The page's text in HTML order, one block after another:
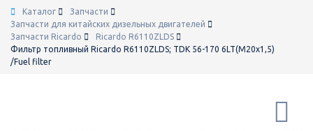
Каталог
Запчасти
Запчасти для китайских дизельных двигателей
Запчасти Ricardo
Ricardo R6110ZLDS
Фильтр топливный Ricardo R6110ZLDS; TDK 56-170 6LT(М20х1,5)
/Fuel filter